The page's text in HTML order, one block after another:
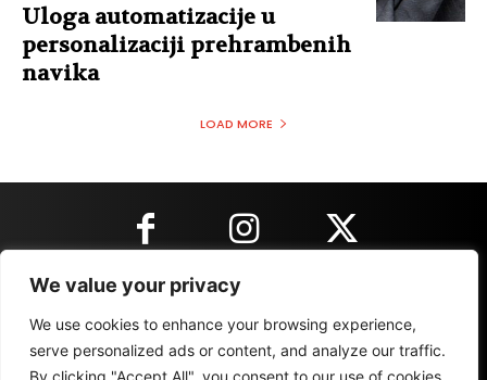
We value your privacy
We use cookies to enhance your browsing experience,
serve personalized ads or content, and analyze our traffic.
By clicking "Accept All", you consent to our use of cookies.
Uloga automatizacije u
personalizaciji prehrambenih
navika
LOAD MORE
KONTAKT INFORMACIJE